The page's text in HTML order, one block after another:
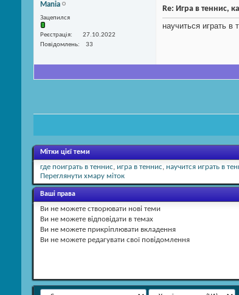
Mania
Зацепился
Реєстрація
27.10.2022
Повідомлень
33
Re: Игра в теннис,
научиться играть в
Мітки цієї теми
где поиграть в теннис, игра в теннис, научится играть в
Переглянути хмару міток
Ваші права
Ви не можете створювати нові теми
Ви не можете відповідати в темах
Ви не можете прикріплювати вкладення
Ви не можете редагувати свої повідомлення